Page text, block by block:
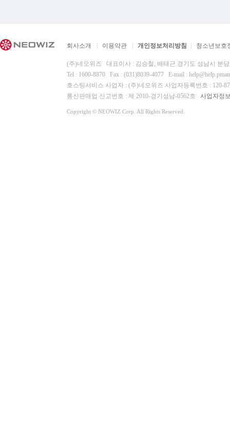
회사소개 이용약관 개인정보처리방침 청소년보호
(주)네오위즈 대표이사 : 김승철, 배태근 경기도 성남시 분
Tel : 1600-8870 Fax : (031)8039-4077 E-mail :
호스팅서비스 사업자 : (주)네오위즈 사업자등록번호 : 120-
통신판매업 신고번호 : 제 2010-경기성남-0562호 사업자정
Copyright © NEOWIZ Corp. All Rights Reserved.